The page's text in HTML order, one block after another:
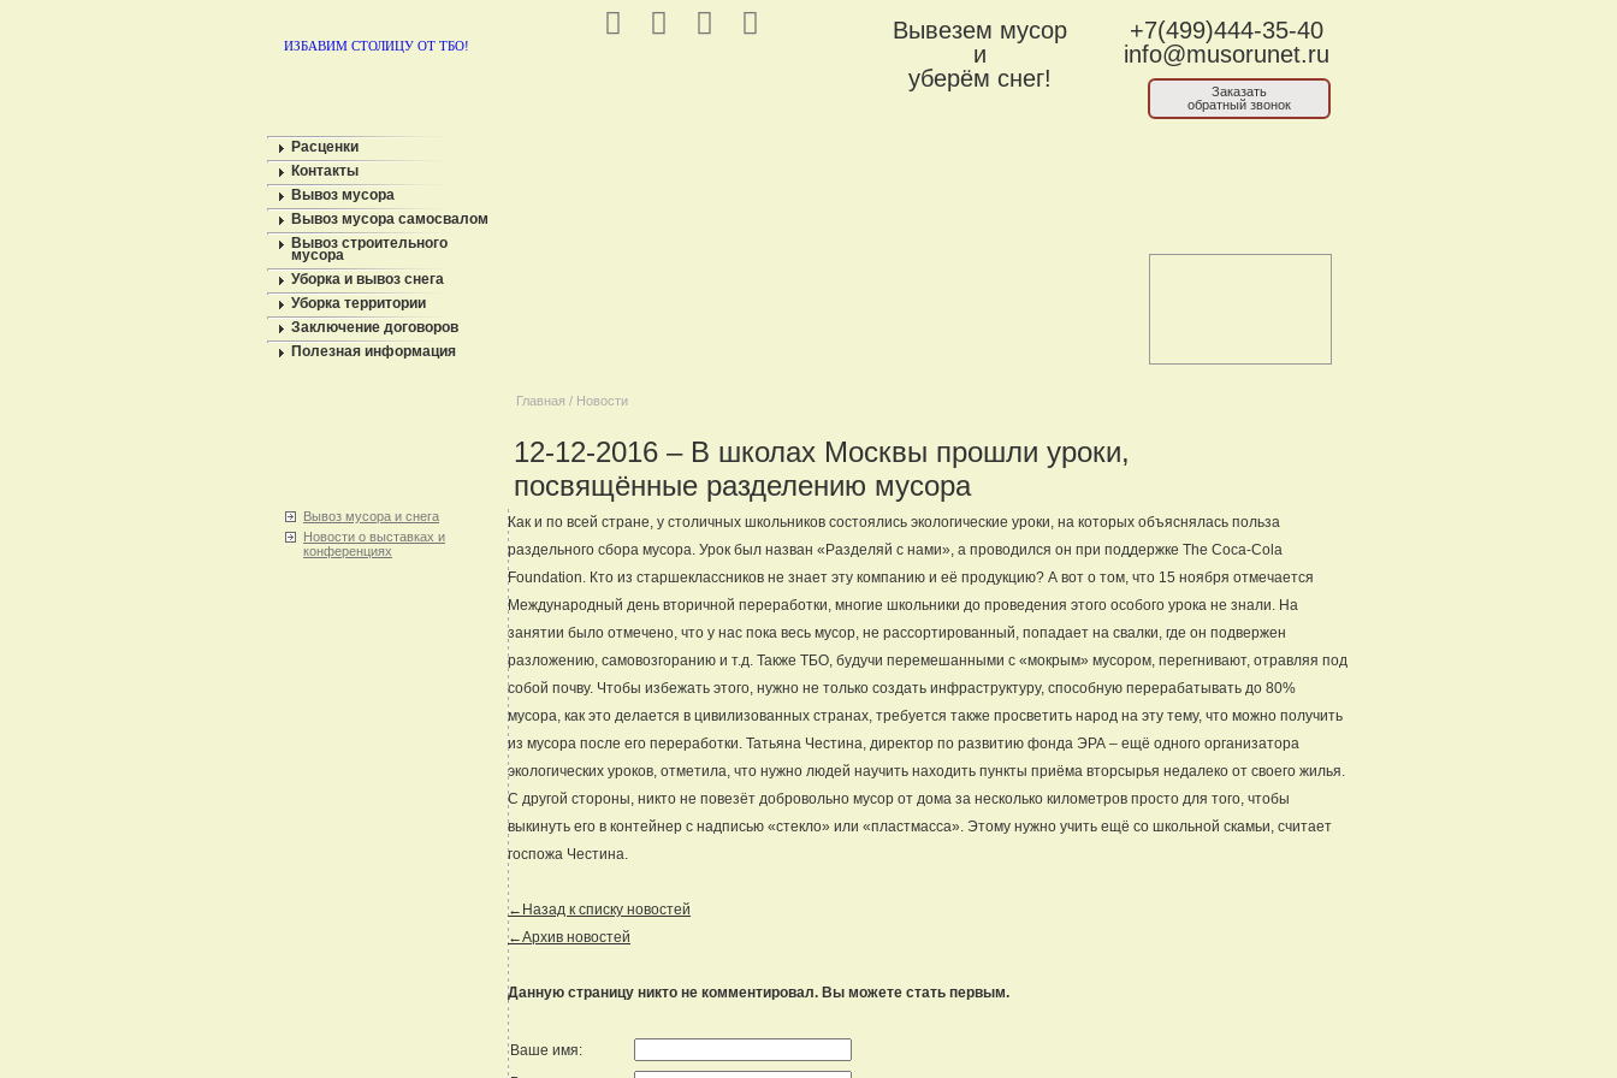
ИЗБАВИМ СТОЛИЦУ ОТ ТБО!
Вывезем мусор
и
уберём снег!
+7(499)444-35-40
info@musorunet.ru
Заказать
обратный звонок
Расценки
Контакты
Вывоз мусора
Вывоз мусора самосвалом
Вывоз строительного
мусора
Уборка и вывоз снега
Уборка территории
Заключение договоров
Полезная информация
Главная / Новости
12-12-2016 – В школах Москвы прошли уроки,
посвящённые разделению мусора
Вывоз мусора и снега
Новости о выставках и
конференциях
Как и по всей стране, у столичных школьников состоялись экологические уроки, на которых объяснялась польза
раздельного сбора мусора. Урок был назван «Разделяй с нами», а проводился он при поддержке The Coca-Cola
Foundation. Кто из старшеклассников не знает эту компанию и её продукцию? А вот о том, что 15 ноября отмечается
Международный день вторичной переработки, многие школьники до проведения этого особого урока не знали. На
занятии было отмечено, что у нас пока весь мусор, не рассортированный, попадает на свалки, где он подвержен
разложению, самовозгоранию и т.д. Также ТБО, будучи перемешанными с «мокрым» мусором, перегнивают, отравляя под
собой почву. Чтобы избежать этого, нужно не только создать инфраструктуру, способную перерабатывать до 80%
мусора, как это делается в цивилизованных странах, требуется также просветить народ на эту тему, что можно получить
из мусора после его переработки. Татьяна Честина, директор по развитию фонда ЭРА – ещё одного организатора
экологических уроков, отметила, что нужно людей научить находить пункты приёма вторсырья недалеко от своего жилья.
С другой стороны, никто не повезёт добровольно мусор от дома за несколько километров просто для того, чтобы
выкинуть его в контейнер с надписью «стекло» или «пластмасса». Этому нужно учить ещё со школьной скамьи, считает
госпожа Честина.
←Назад к списку новостей
←Архив новостей
Данную страницу никто не комментировал. Вы можете стать первым.
Ваше имя: